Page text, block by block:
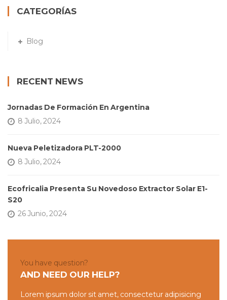
CATEGORÍAS
Blog
RECENT NEWS
Jornadas De Formación En Argentina
8 Julio, 2024
Nueva Peletizadora PLT-2000
8 Julio, 2024
Ecofricalia Presenta Su Novedoso Extractor Solar E1-
S20
26 Junio, 2024
You have question?
AND NEED OUR HELP?
Lorem ipsum dolor sit amet, consectetur adipisicing